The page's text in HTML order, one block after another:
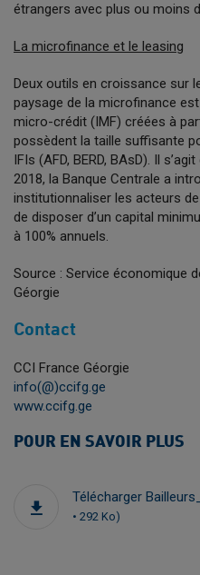
étrangers avec plus ou moins
La microfinance et le leasing
Deux outils en croissance sur
paysage de la microfinance
micro-crédit (IMF) créées à
possèdent la taille suffisante
IFIs (AFD, BERD, BAsD). Il
2018, la Banque Centrale a
institutionnaliser les acteurs
de disposer d’un capital
à 100% annuels.
Source : Service économique
Géorgie
Contact
CCI France Géorgie
info(@)ccifg.ge
www.ccifg.ge
POUR EN SAVOIR PLUS
Télécharger
• 292 Ko)